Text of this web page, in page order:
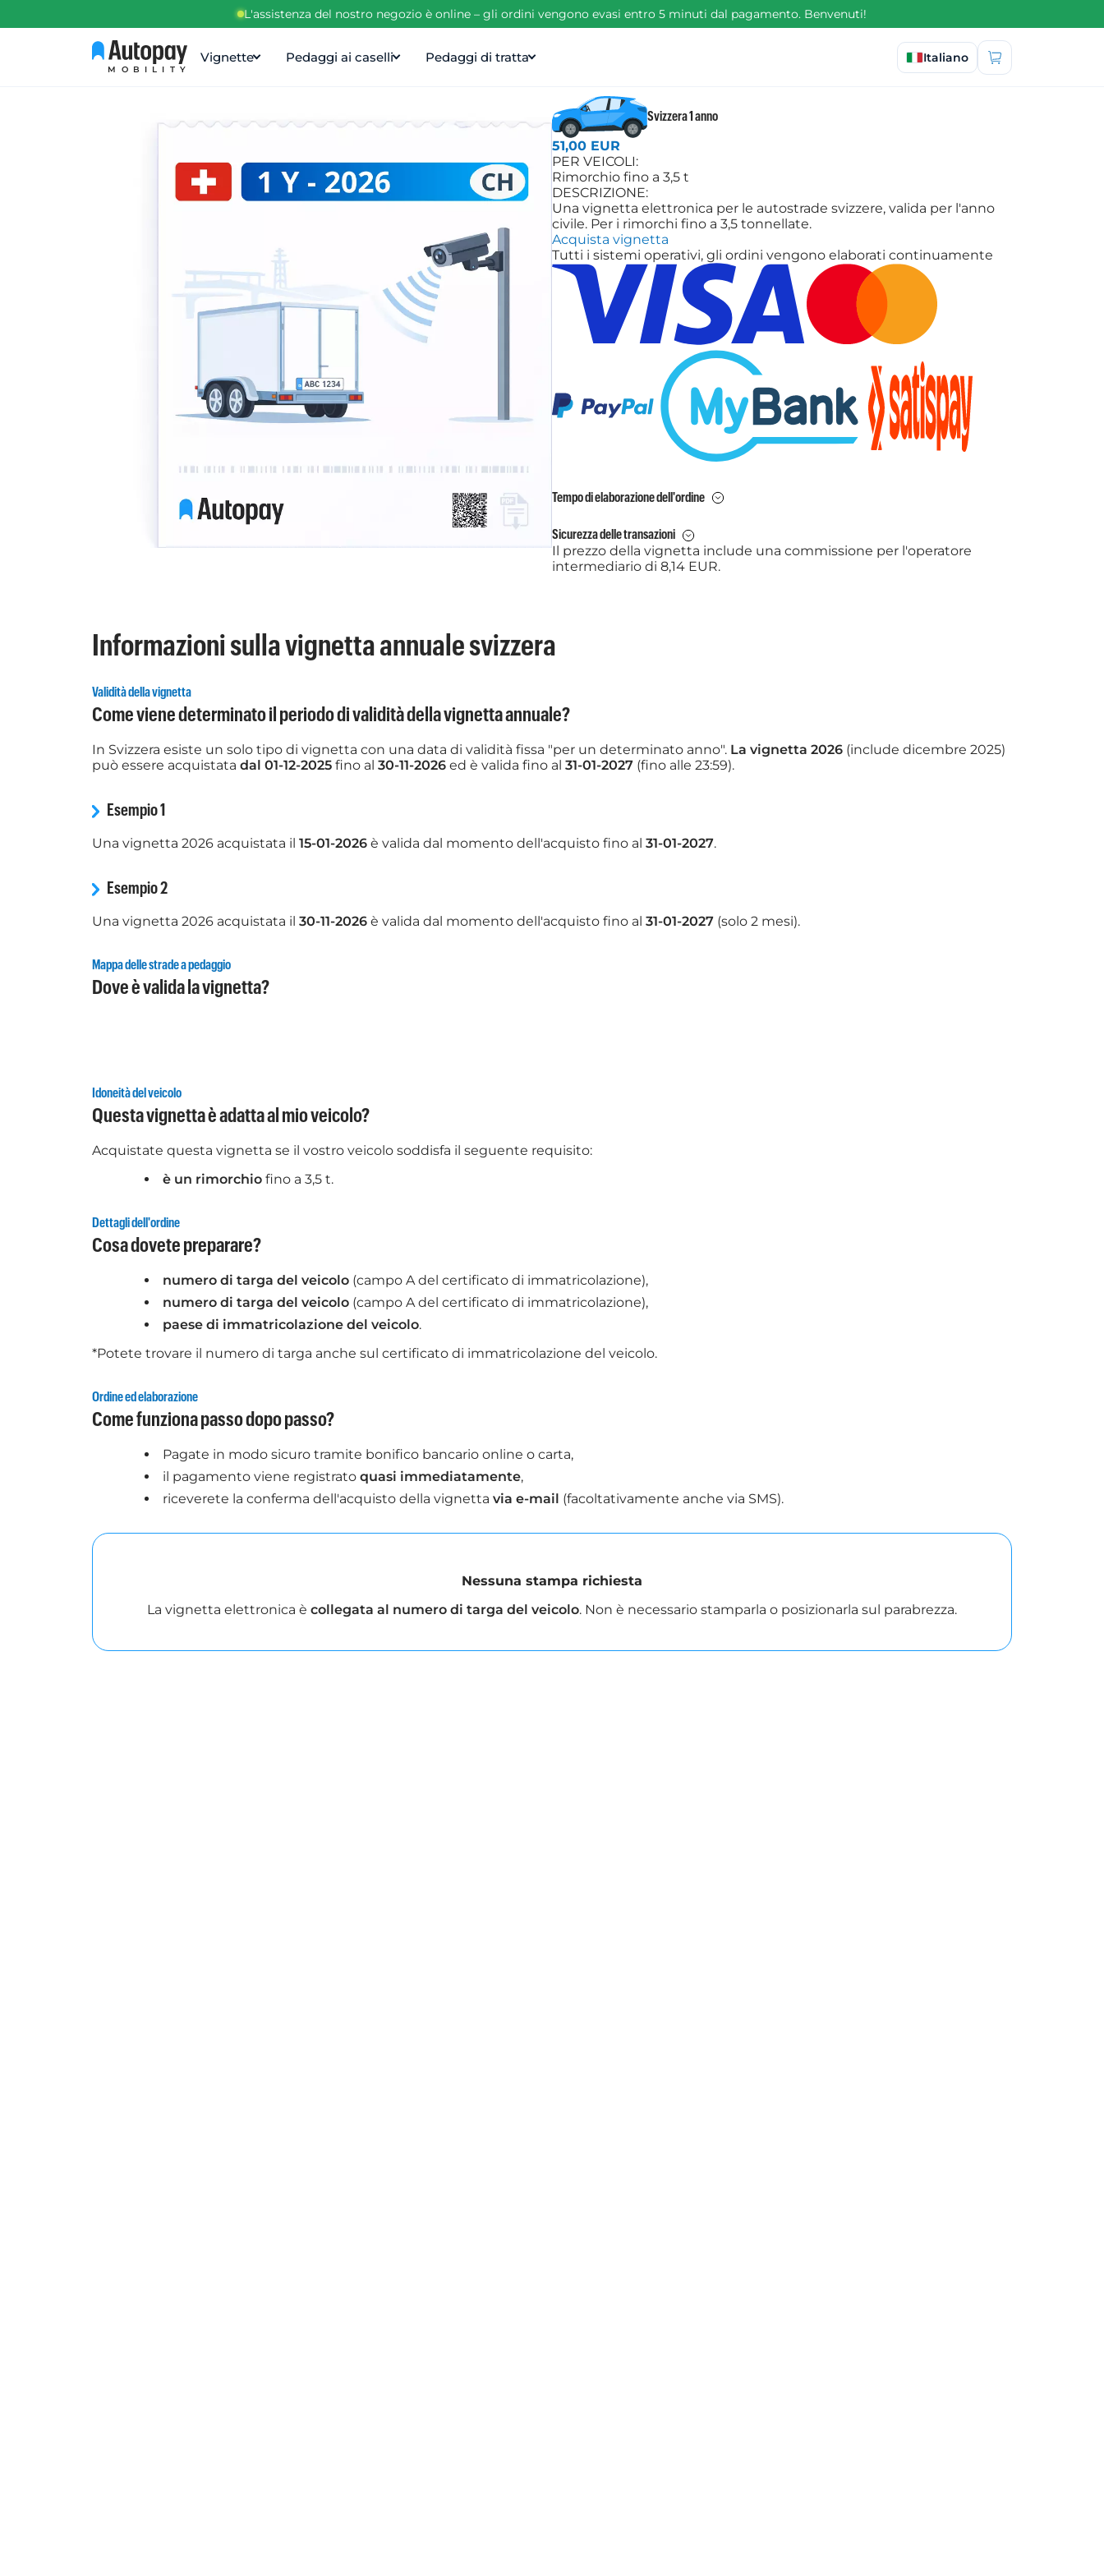
L'assistenza del nostro negozio è online – gli ordini vengono evasi entro 5 minuti dal pagamento. Benvenuti!
MOBILITY
Vignette Pedaggi ai caselli Pedaggi di tratta
Seleziona lingua
Italiano
Svizzera 1 anno
51,00 EUR
PER VEICOLI:
Rimorchio fino a 3,5 t
DESCRIZIONE:
Una vignetta elettronica per le autostrade svizzere, valida per l'anno
civile. Per i rimorchi fino a 3,5 tonnellate.
Acquista vignetta
Tutti i sistemi operativi, gli ordini vengono elaborati continuamente
Tempo di elaborazione dell'ordine
Sicurezza delle transazioni
Il prezzo della vignetta include una commissione per l'operatore
intermediario di 8,14 EUR.
Informazioni sulla vignetta annuale svizzera
Validità della vignetta
Come viene determinato il periodo di validità della vignetta annuale?
In Svizzera esiste un solo tipo di vignetta con una data di validità fissa "per un determinato anno". La vignetta 2026 (include dicembre 2025)
può essere acquistata dal 01-12-2025 fino al 30-11-2026 ed è valida fino al 31-01-2027 (fino alle 23:59).
Esempio 1
Una vignetta 2026 acquistata il 15-01-2026 è valida dal momento dell'acquisto fino al 31-01-2027.
Esempio 2
Una vignetta 2026 acquistata il 30-11-2026 è valida dal momento dell'acquisto fino al 31-01-2027 (solo 2 mesi).
Mappa delle strade a pedaggio
Dove è valida la vignetta?
Idoneità del veicolo
Questa vignetta è adatta al mio veicolo?
Acquistate questa vignetta se il vostro veicolo soddisfa il seguente requisito:
è un rimorchio fino a 3,5 t.
Dettagli dell'ordine
Cosa dovete preparare?
numero di targa del veicolo (campo A del certificato di immatricolazione),
numero di targa del veicolo (campo A del certificato di immatricolazione),
paese di immatricolazione del veicolo.
*Potete trovare il numero di targa anche sul certificato di immatricolazione del veicolo.
Ordine ed elaborazione
Come funziona passo dopo passo?
Pagate in modo sicuro tramite bonifico bancario online o carta,
il pagamento viene registrato quasi immediatamente,
riceverete la conferma dell'acquisto della vignetta via e-mail (facoltativamente anche via SMS).
Nessuna stampa richiesta
La vignetta elettronica è collegata al numero di targa del veicolo. Non è necessario stamparla o posizionarla sul parabrezza.